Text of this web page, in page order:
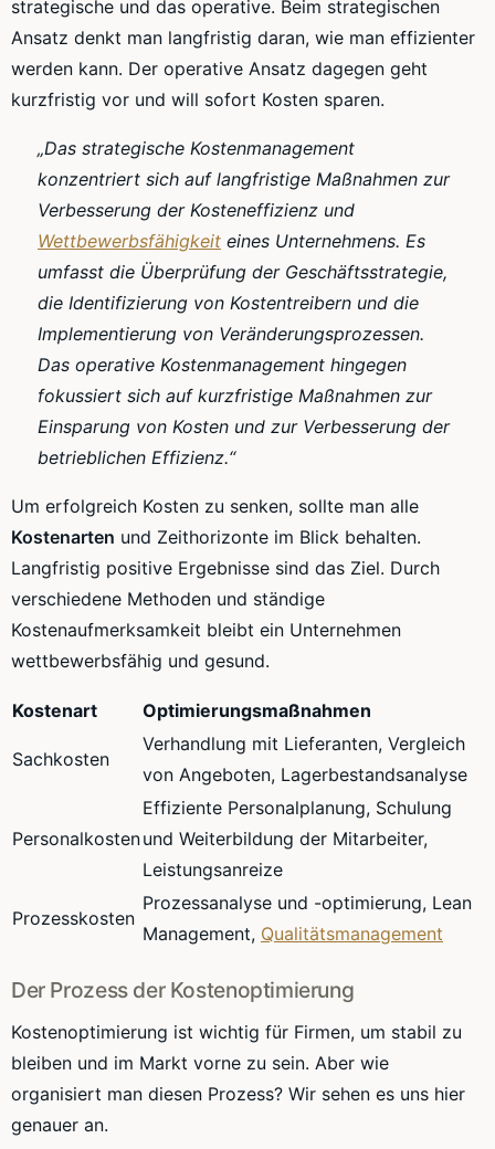
strategische und das operative. Beim strategischen
Ansatz denkt man langfristig daran, wie man effizienter
werden kann. Der operative Ansatz dagegen geht
kurzfristig vor und will sofort Kosten sparen.
„Das strategische Kostenmanagement
konzentriert sich auf langfristige Maßnahmen zur
Verbesserung der Kosteneffizienz und
Wettbewerbsfähigkeit eines Unternehmens. Es
umfasst die Überprüfung der Geschäftsstrategie,
die Identifizierung von Kostentreibern und die
Implementierung von Veränderungsprozessen.
Das operative Kostenmanagement hingegen
fokussiert sich auf kurzfristige Maßnahmen zur
Einsparung von Kosten und zur Verbesserung der
betrieblichen Effizienz.“
Um erfolgreich Kosten zu senken, sollte man alle
Kostenarten und Zeithorizonte im Blick behalten.
Langfristig positive Ergebnisse sind das Ziel. Durch
verschiedene Methoden und ständige
Kostenaufmerksamkeit bleibt ein Unternehmen
wettbewerbsfähig und gesund.
Kostenart Optimierungsmaßnahmen
Sachkosten
Verhandlung mit Lieferanten, Vergleich
von Angeboten, Lagerbestandsanalyse
Personalkosten
Effiziente Personalplanung, Schulung
und Weiterbildung der Mitarbeiter,
Leistungsanreize
Prozesskosten
Prozessanalyse und -optimierung, Lean
Management, Qualitätsmanagement
Der Prozess der Kostenoptimierung
Kostenoptimierung ist wichtig für Firmen, um stabil zu
bleiben und im Markt vorne zu sein. Aber wie
organisiert man diesen Prozess? Wir sehen es uns hier
genauer an.